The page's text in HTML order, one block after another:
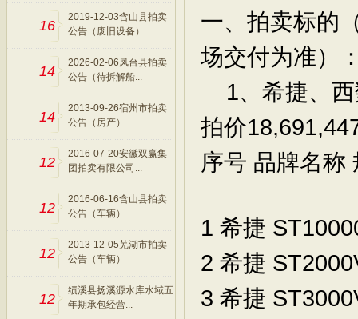
16
2019-12-03含山县拍卖
公告（废旧设备）
14
2026-02-06凤台县拍卖
公告（待拆解船...
14
2013-09-26宿州市拍卖
公告（房产）
12
2016-07-20安徽双赢集
团拍卖有限公司...
12
2016-06-16含山县拍卖
公告（车辆）
12
2013-12-05芜湖市拍卖
公告（车辆）
12
绩溪县扬溪源水库水域五
年期承包经营...
一、拍卖标的
场交付为准）
1、希捷、西
拍价
序号 品牌名称
1 希捷
2 希捷
3 希捷